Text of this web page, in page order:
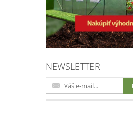
NEWSLETTER